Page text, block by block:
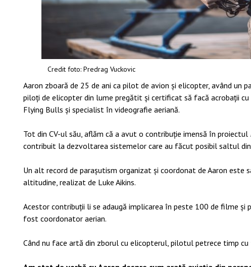
Credit foto: Predrag Vuckovic
Aaron zboară de 25 de ani ca pilot de avion și elicopter, având un
piloți de elicopter din lume pregătit și certificat să facă acrobații
Flying Bulls și specialist în videografie aeriană.
Tot din CV-ul său, aflăm că a avut o contribuție imensă în proiectul
contribuit la dezvoltarea sistemelor care au făcut posibil saltul
Un alt record de parașutism organizat și coordonat de Aaron
altitudine, realizat de Luke Aikins.
Acestor contribuții li se adaugă implicarea în peste 100 de filme
fost coordonator aerian.
Când nu face artă din zborul cu elicopterul, pilotul petrece timp cu